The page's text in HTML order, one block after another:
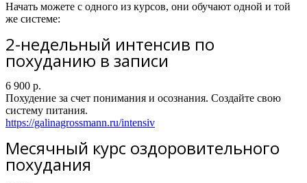
Начать можете с одного из курсов, они обучают одной и той
же системе:
2-недельный интенсив по
похуданию в записи
6 900 p.
Похудение за счет понимания и осознания. Создайте свою
систему питания.
https://galinagrossmann.ru/intensiv
Месячный курс оздоровительного
похудания